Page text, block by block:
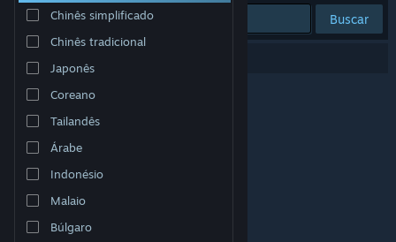
Alterar idioma
Baixe o aplicativo móvel do Steam
Ver versão para computadores
Chinês simplificado
Chinês tradicional
Japonês
Coreano
Tailandês
Árabe
Indonésio
Malaio
Búlgaro
Buscar